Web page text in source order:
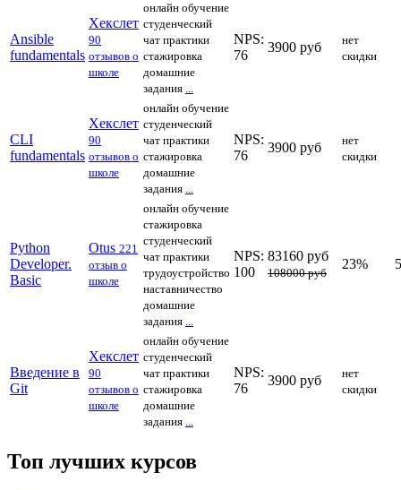
Ansible
fundamentals
Хекслет
90
отзывов о
школе
онлайн обучение
студенческий
чат практики
стажировка
домашние
задания ...
NPS:
76
3900 руб
нет
скидки
CLI
fundamentals
Хекслет
90
отзывов о
школе
онлайн обучение
студенческий
чат практики
стажировка
домашние
задания ...
NPS:
76
3900 руб
нет
скидки
Python
Developer.
Basic
Otus 221
отзыв о
школе
онлайн обучение
стажировка
студенческий
чат практики
трудоустройство
наставничество
домашние
задания ...
NPS:
100
83160 руб
108000 руб
23%
Введение в
Git
Хекслет
90
отзывов о
школе
онлайн обучение
студенческий
чат практики
стажировка
домашние
задания ...
NPS:
76
3900 руб
нет
скидки
Топ лучших курсов